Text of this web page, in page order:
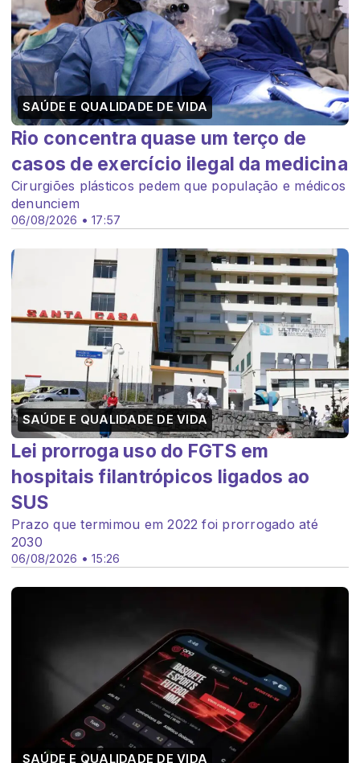
SAÚDE E QUALIDADE DE VIDA
06/08/2026 • 17:57
Rio concentra quase um terço de
casos de exercício ilegal da medicina
Cirurgiões plásticos pedem que população e médicos
denunciem
SAÚDE E QUALIDADE DE VIDA
06/08/2026 • 15:26
Lei prorroga uso do FGTS em
hospitais filantrópicos ligados ao
SUS
Prazo que termimou em 2022 foi prorrogado até
2030
SAÚDE E QUALIDADE DE VIDA